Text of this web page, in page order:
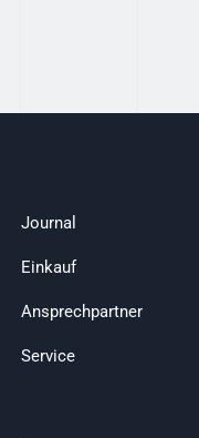
Journal
Einkauf
Ansprechpartner
Service